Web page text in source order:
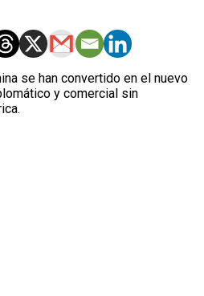
se han convertido en el nuevo
y comercial sin